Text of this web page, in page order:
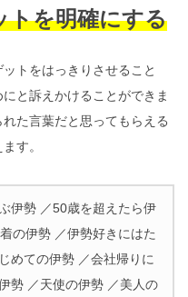
トを明確にする
トをはっきりさせること
と訴えかけることができま
た言葉だと思ってもらえる
す。
伊勢 ／50歳を超えたら伊
の伊勢 ／伊勢好きにはた
めての伊勢 ／会社帰りに
勢 ／天使の伊勢 ／美人の